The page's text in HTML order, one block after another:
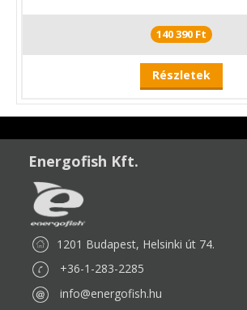
140 390 Ft
Részletek
Energofish Kft.
1201 Budapest, Helsinki út 74.
+36-1-283-2285
info@energofish.hu